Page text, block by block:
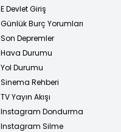
E Devlet Giriş
Günlük Burç Yorumları
Son Depremler
Hava Durumu
Yol Durumu
Sinema Rehberi
TV Yayın Akışı
Instagram Dondurma
Instagram Silme